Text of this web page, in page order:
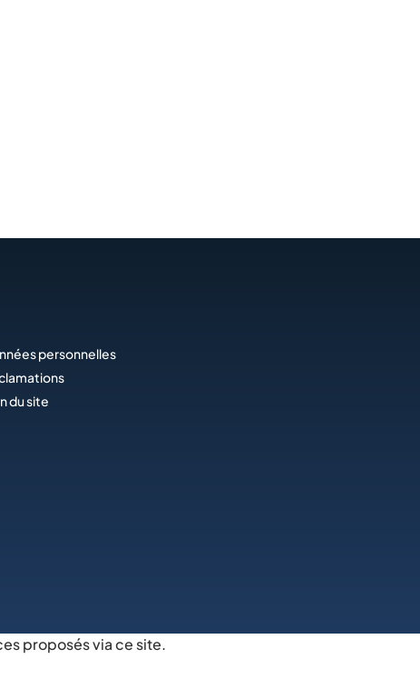
personnelles
du site
proposés via ce site.